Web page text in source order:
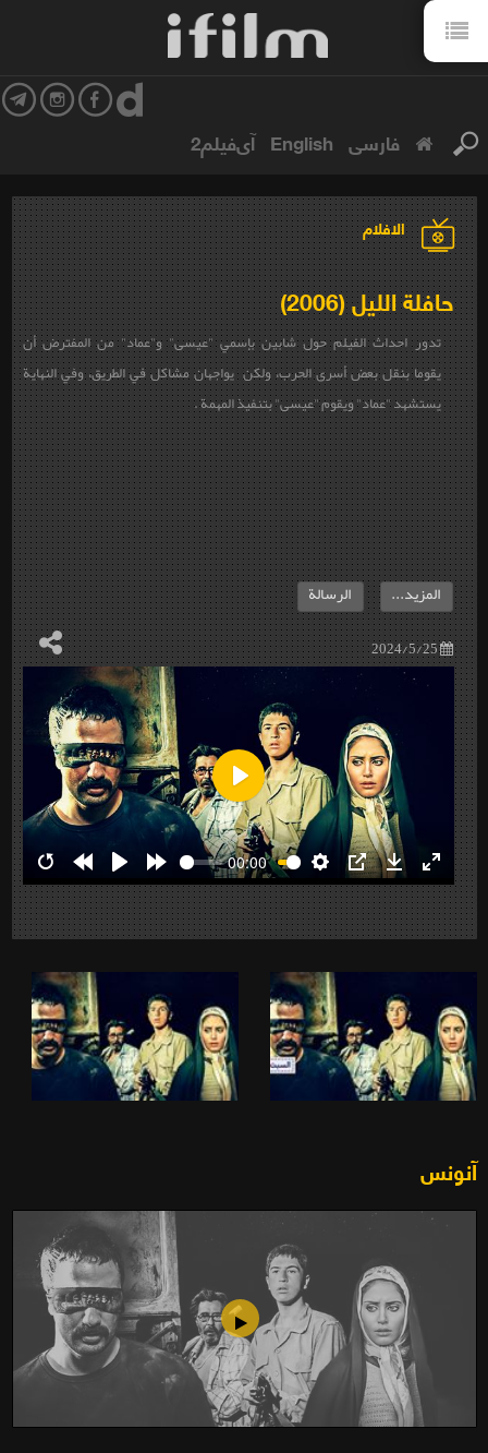
فارسی English آی‌فیلم2
الافلام
حافلة الليل (2006)
تدور احداث الفيلم حول شابين بإسمي "عيسى" و"عماد" من المفترض أن
يقوما بنقل بعض أسرى الحرب، ولكن يواجهان مشاكل في الطريق، وفي النهاية
يستشهد "عماد" ويقوم "عيسى" بتنفيذ المهمة .
2024/5/25
المزيد... الرسالة
RestartRewind
10s
Play Forward
10s
00:00
Settings
PIP Download
Enter
Play
آنونس